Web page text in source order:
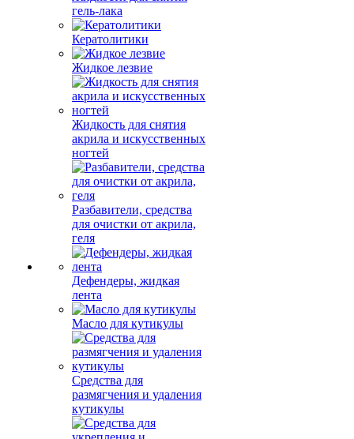
гель-лака
Кератолитики
Жидкое лезвие
Жидкость для снятия
акрила и искусственных
ногтей
Разбавители, средства
для очистки от акрила,
геля
Дефендеры, жидкая
лента
Масло для кутикулы
Средства для
размягчения и удаления
кутикулы